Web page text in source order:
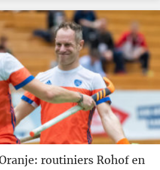
routiniers Rohof en